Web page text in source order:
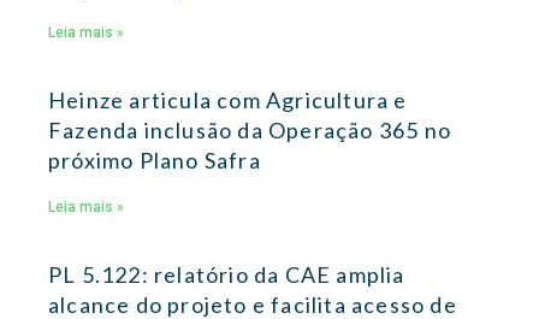
Leia mais »
Heinze articula com Agricultura e
Fazenda inclusão da Operação 365 no
próximo Plano Safra
Leia mais »
PL 5.122: relatório da CAE amplia
alcance do projeto e facilita acesso de